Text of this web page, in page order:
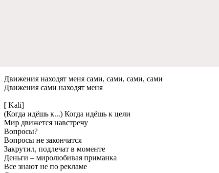
Движения находят меня сами, сами, сами, сами
Движения сами находят меня
[ Kali]
(Когда идёшь к...) Когда идёшь к цели
Мир движется навстречу
Вопросы?
Вопросы не закончатся
Закрутил, подлечат в моменте
Деньги – миролюбивая приманка
Все знают не по рекламе